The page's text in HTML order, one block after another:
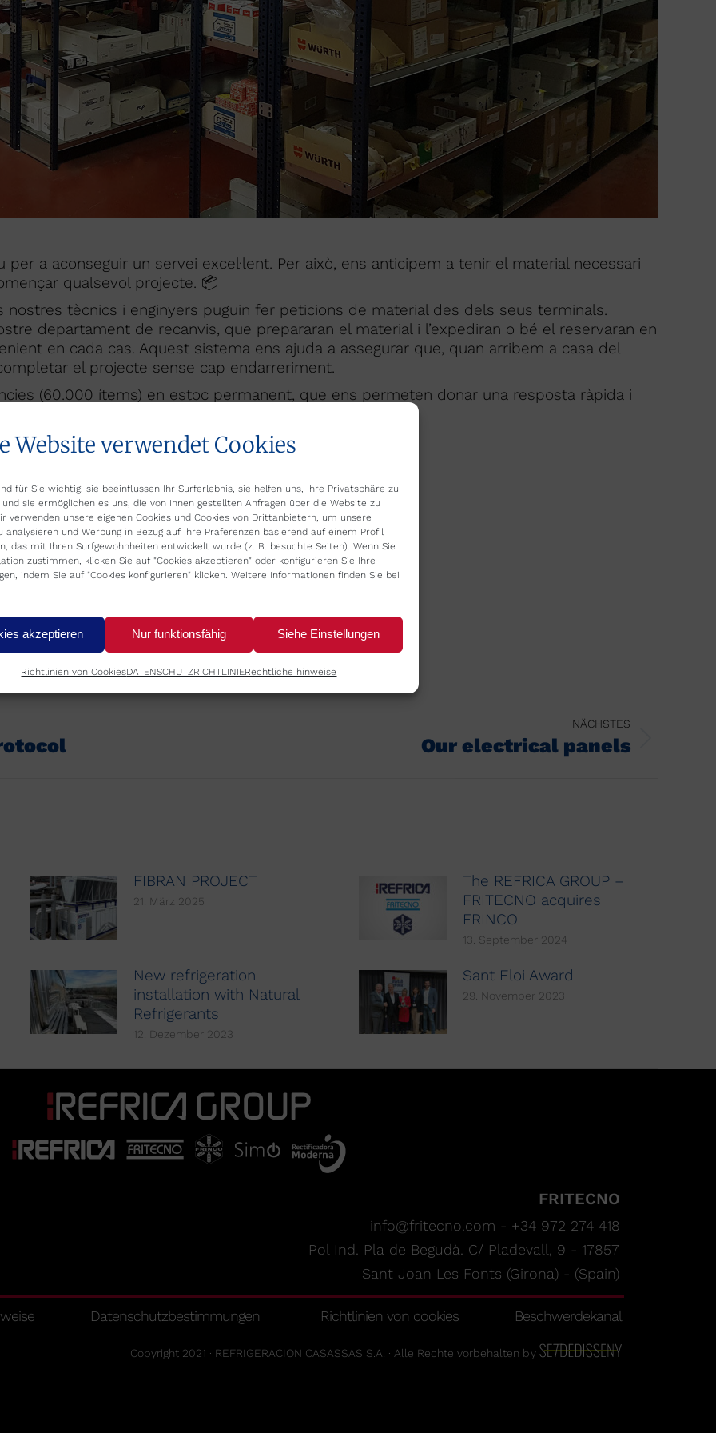
Website verwendet Cookies
für Sie wichtig, sie beeinflussen Ihr Surferlebnis, sie helfen uns, Ihre Privatsphäre zu
sie ermöglichen es uns, die von Ihnen gestellten Anfragen über die Website zu
verwenden unsere eigenen Cookies und Cookies von Drittanbietern, um unsere
analysieren und Werbung in Bezug auf Ihre Präferenzen basierend auf einem Profil
das mit Ihren Surfgewohnheiten entwickelt wurde (z. B. besuchte Seiten). Wenn Sie
zustimmen, klicken Sie auf "Cookies akzeptieren" oder konfigurieren Sie Ihre
indem Sie auf "Cookies konfigurieren" klicken. Weitere Informationen finden Sie bei
akzeptieren Nur funktionsfähig Siehe Einstellungen
Richtlinien von CookiesDATENSCHUTZRICHTLINIERechtliche hinweise
a aconseguir un servei excel·lent. Per això, ens anticipem a tenir el material necessari
qualsevol projecte. 📦
tècnics i enginyers puguin fer peticions de material des dels seus terminals.
departament de recanvis, que prepararan el material i l’expediran o bé el reservaran en
en cada cas. Aquest sistema ens ajuda a assegurar que, quan arribem a casa del
el projecte sense cap endarreriment.
(60.000 ítems) en estoc permanent, que ens permeten donar una resposta ràpida i
pugui produir en el dia a dia.
Category: Refrica REFRICA 29. März 2023
NÄCHSTES
Our electrical panels
FIBRAN PROJECT
21. März 2025
The REFRICA GROUP –
FRITECNO acquires
FRINCO
13. September 2024
New refrigeration
installation with Natural
Refrigerants
12. Dezember 2023
Sant Eloi Award
29. November 2023
Richtlinien von cookies
Datenschutzbestimmungen
by
Copyright 2021 · REFRIGERACION CASASSAS S.A. · Alle Rechte vorbehalten
Pol Ind. Pla de Begudà. C/ Pladevall, 9 - 17857
Sant Joan Les Fonts (Girona) - (Spain)
info@fritecno.com - +34 972 274 418
FRITECNO
Beschwerdekanal